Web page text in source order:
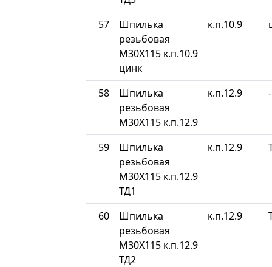
57
Шпилька
резьбовая
М30Х115 к.п.10.9
цинк
к.п.10.9
58
Шпилька
резьбовая
М30Х115 к.п.12.9
к.п.12.9 -
59
Шпилька
резьбовая
М30Х115 к.п.12.9
ТД1
к.п.12.9
60
Шпилька
резьбовая
М30Х115 к.п.12.9
ТД2
к.п.12.9